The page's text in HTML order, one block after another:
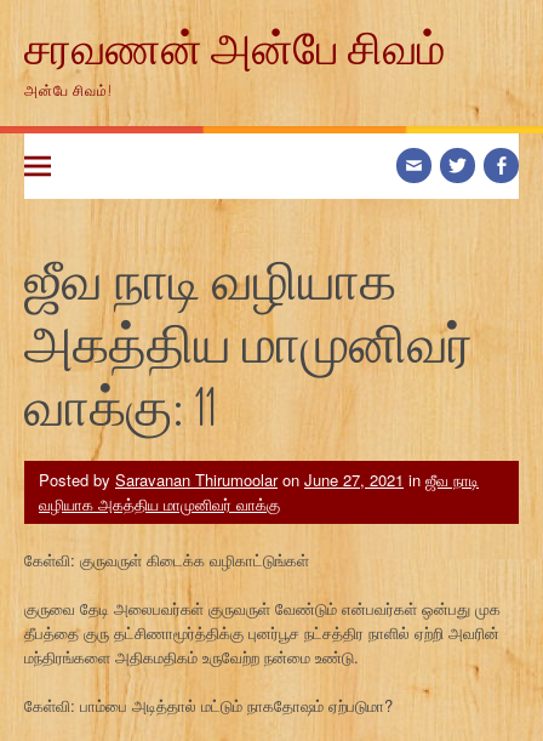
contentசரவணன் அன்பே சிவம்
அன்பே சிவம்!
ஜீவ நாடி வழியாக
அகத்திய மாமுனிவர்
வாக்கு: 11
Posted by Saravanan Thirumoolaron June 27, 2021 in ஜீவ நாடி
வழியாக அகத்திய மாமுனிவர் வாக்கு
கேள்வி: குருவருள் கிடைக்க வழிகாட்டுங்கள்
குருவை தேடி அலைபவர்கள் குருவருள் வேண்டும் என்பவர்கள் ஒன்பது முக
தீபத்தை குரு தட்சிணாமூர்த்திக்கு புனர்பூச நட்சத்திர நாளில் ஏற்றி அவரின்
மந்திரங்களை அதிகமதிகம் உருவேற்ற நன்மை உண்டு.
கேள்வி: பாம்பை அடித்தால் மட்டும் நாகதோஷம் ஏற்படுமா?